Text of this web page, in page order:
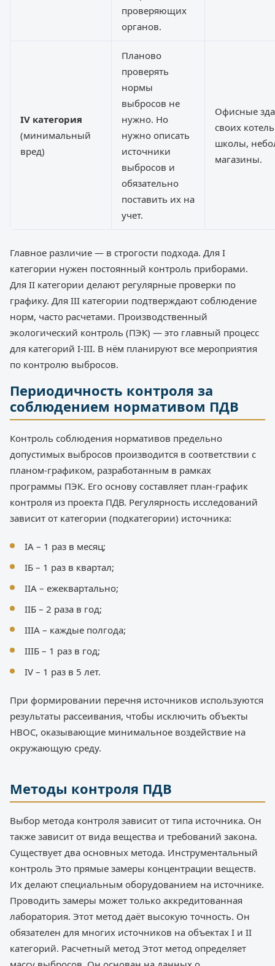
проверяющих
органов.
IV категория
(минимальный
вред)
Планово
проверять
нормы
выбросов не
нужно. Но
нужно описать
источники
выбросов и
обязательно
поставить их на
учет.
Офисные
своих
школы,
магазины.
Главное различие — в строгости подхода. Для I
категории нужен постоянный контроль приборами.
Для II категории делают регулярные проверки по
графику. Для III категории подтверждают соблюдение
норм, часто расчетами. Производственный
экологический контроль (ПЭК) — это главный процесс
для категорий I-III. В нём планируют все мероприятия
по контролю выбросов.
Периодичность контроля за
соблюдением нормативом ПДВ
Контроль соблюдения нормативов предельно
допустимых выбросов производится в соответствии с
планом-графиком, разработанным в рамках
программы ПЭК. Его основу составляет план-график
контроля из проекта ПДВ. Регулярность исследований
зависит от категории (подкатегории) источника:
IА – 1 раз в месяц;
IБ – 1 раз в квартал;
IIА – ежеквартально;
IIБ – 2 раза в год;
IIIА – каждые полгода;
IIIБ – 1 раз в год;
IV – 1 раз в 5 лет.
При формировании перечня источников используются
результаты рассеивания, чтобы исключить объекты
НВОС, оказывающие минимальное воздействие на
окружающую среду.
Методы контроля ПДВ
Выбор метода контроля зависит от типа источника. Он
также зависит от вида вещества и требований закона.
Существует два основных метода. Инструментальный
контроль Это прямые замеры концентрации веществ.
Их делают специальным оборудованием на источнике.
Проводить замеры может только аккредитованная
лаборатория. Этот метод даёт высокую точность. Он
обязателен для многих источников на объектах I и II
категорий. Расчетный метод Этот метод определяет